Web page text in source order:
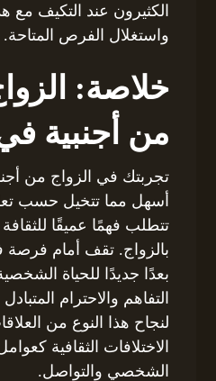
الكثيرون عند التكيف مع
واستغلال الفرص المتاحة.
خلاصة:
من أجنبية
تجربتك في الزواج من
أسهل مما تتخيل حسب
تتطلب فهمًا عميقًا للثقافة
بالزواج. تقف أمام
بعدًا جديدًا للحياة الشخصية
التفاهم والاحترام
لنجاح هذا النوع من
الاختلافات الثقافية
الشخصي والتواصل.